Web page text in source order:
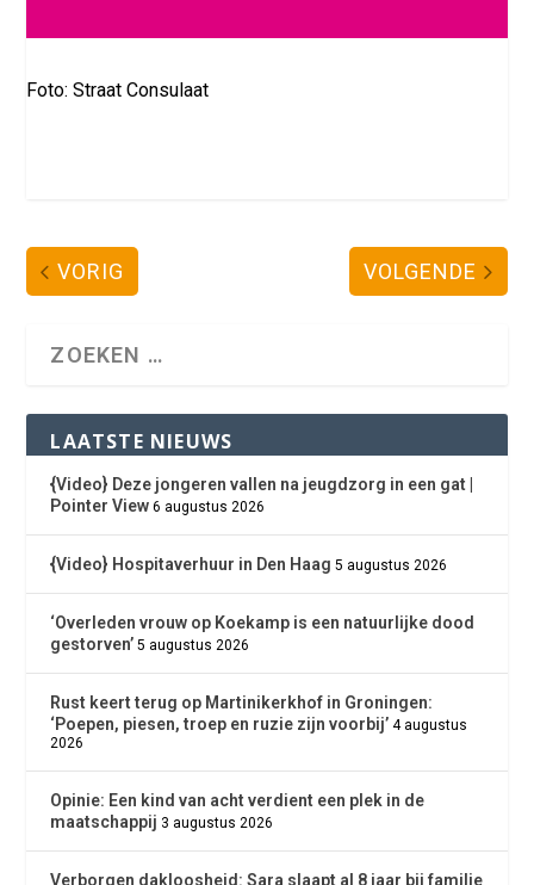
Foto: Straat Consulaat
VORIG VOLGENDE
LAATSTE NIEUWS
{Video} Deze jongeren vallen na jeugdzorg in een gat |
Pointer View 6 augustus 2026
{Video} Hospitaverhuur in Den Haag 5 augustus 2026
‘Overleden vrouw op Koekamp is een natuurlijke dood
gestorven’ 5 augustus 2026
Rust keert terug op Martinikerkhof in Groningen:
‘Poepen, piesen, troep en ruzie zijn voorbij’ 4 augustus
2026
Opinie: Een kind van acht verdient een plek in de
maatschappij 3 augustus 2026
Verborgen dakloosheid: Sara slaapt al 8 jaar bij familie